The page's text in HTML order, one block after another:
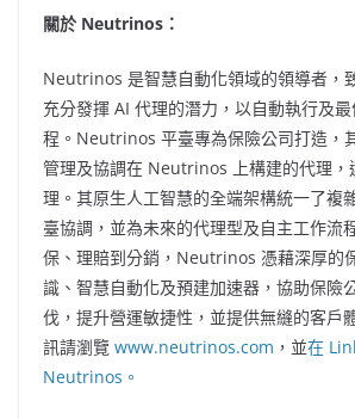
關於 Neutrinos：
Neutrinos 是智慧自動化領域的領導者，
充分發揮 AI 代理的潛力，以自動執行及
程。Neutrinos 平臺專為保險公司打造，
管理及協調在 Neutrinos 上構建的代理，
理。其原生人工智慧的全端架構統一了複
臺協調，並為未來的代理型及自主工作流
保、理賠到分銷，Neutrinos 憑藉深厚的
識、智慧自動化及預建加速器，協助保險
伐，提升營運敏捷性，並提供無縫的客戶
訊請瀏覽 www.neutrinos.com ，並在
Neutrinos。